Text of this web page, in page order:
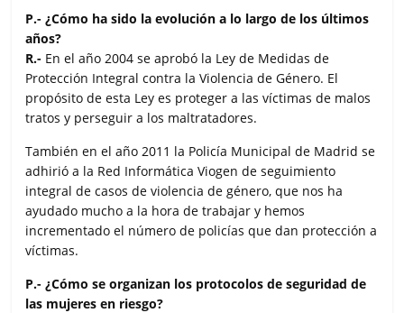
P.- ¿Cómo ha sido la evolución a lo largo de los últimos
años?
R.- En el año 2004 se aprobó la Ley de Medidas de
Protección Integral contra la Violencia de Género. El
propósito de esta Ley es proteger a las víctimas de malos
tratos y perseguir a los maltratadores.
También en el año 2011 la Policía Municipal de Madrid se
adhirió a la Red Informática Viogen de seguimiento
integral de casos de violencia de género, que nos ha
ayudado mucho a la hora de trabajar y hemos
incrementado el número de policías que dan protección a
víctimas.
P.- ¿Cómo se organizan los protocolos de seguridad de
las mujeres en riesgo?